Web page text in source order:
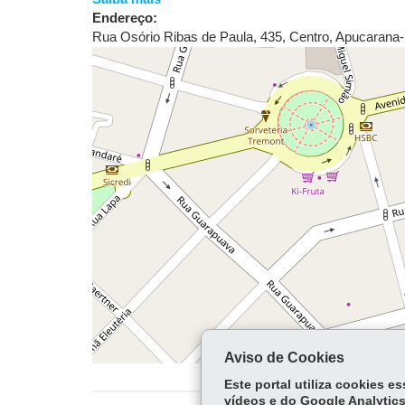
Endereço:
Rua Osório Ribas de Paula, 435, Centro, Apucarana-
Aviso de Cookies
Este portal utiliza cookies
vídeos e do Google